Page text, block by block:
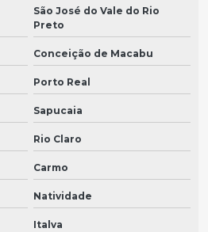
São José do Vale do Rio
Preto
Conceição de Macabu
Porto Real
Sapucaia
Rio Claro
Carmo
Natividade
Italva